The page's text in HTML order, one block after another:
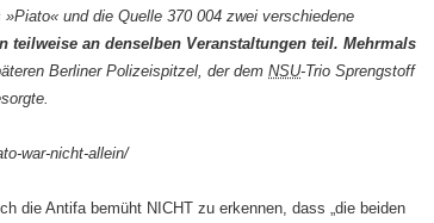
und die Quelle 370 004 zwei verschiedene
teilweise an denselben Veranstaltungen teil. Mehrmals
Berliner Polizeispitzel, der dem NSU-Trio Sprengstoff
war-nicht-allein/
die Antifa bemüht NICHT zu erkennen, dass „die beiden